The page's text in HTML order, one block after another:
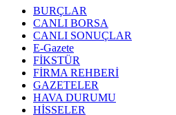
BURÇLAR
CANLI BORSA
CANLI SONUÇLAR
E-Gazete
FİKSTÜR
FİRMA REHBERİ
GAZETELER
HAVA DURUMU
HİSSELER